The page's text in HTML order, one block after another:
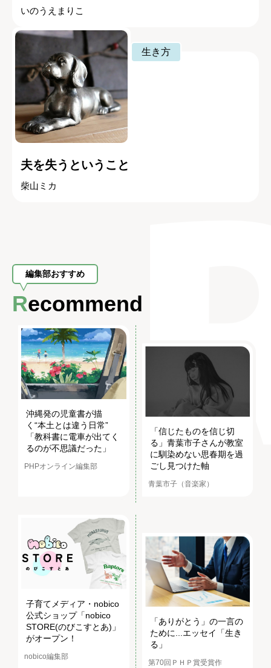
いのうえまりこ
生き方
夫を失うということ
柴山ミカ
編集部おすすめ
Recommend
沖縄発の児童書が描
く“本土とは違う日常”
「教科書に電車が出てく
るのが不思議だった」
PHPオンライン編集部
「信じたものを信じ切
る」青葉市子さんが教室
に馴染めない思春期を過
ごし見つけた軸
青葉市子（音楽家）
子育てメディア・nobico
公式ショップ「nobico
STORE(のびこすとあ)」
がオープン！
nobico編集部
「ありがとう」の一言の
ために...エッセイ「生き
る」
第70回ＰＨＰ賞受賞作